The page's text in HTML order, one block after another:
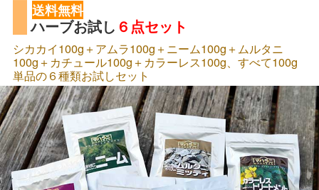
送料無料
ハーブお試し ６点セット
シカカイ100g＋アムラ100g＋ニーム100g＋ムルタニ
100g＋カチュール100g＋カラーレス100g、すべて100g
単品の６種類お試しセット